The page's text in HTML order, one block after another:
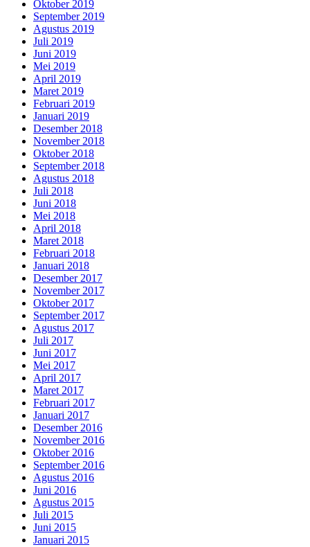
Oktober 2019
September 2019
Agustus 2019
Juli 2019
Juni 2019
Mei 2019
April 2019
Maret 2019
Februari 2019
Januari 2019
Desember 2018
November 2018
Oktober 2018
September 2018
Agustus 2018
Juli 2018
Juni 2018
Mei 2018
April 2018
Maret 2018
Februari 2018
Januari 2018
Desember 2017
November 2017
Oktober 2017
September 2017
Agustus 2017
Juli 2017
Juni 2017
Mei 2017
April 2017
Maret 2017
Februari 2017
Januari 2017
Desember 2016
November 2016
Oktober 2016
September 2016
Agustus 2016
Juni 2016
Agustus 2015
Juli 2015
Juni 2015
Januari 2015